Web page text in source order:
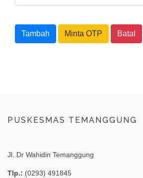
Tambah Minta OTP Batal
PUSKESMAS TEMANGGUNG
Jl. Dr Wahidin Temanggung
Tlp.: (0293) 491845